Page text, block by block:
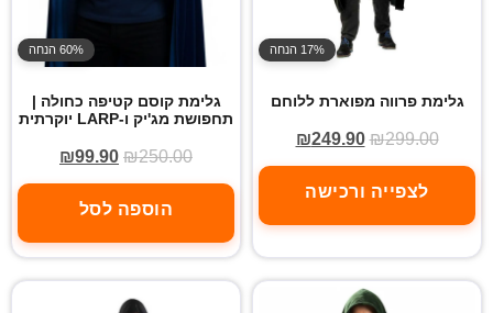
17% הנחה
גלימת פרווה מפוארת ללוחם
₪299.00
₪249.90
לצפייה ורכישה
60% הנחה
גלימת קוסם קטיפה כחולה |
תחפושת מג'יק ו-LARP יוקרתית
₪250.00
₪99.90
הוספה לסל